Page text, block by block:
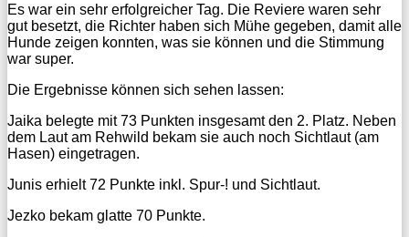
Es war ein sehr erfolgreicher Tag. Die Reviere waren sehr
gut besetzt, die Richter haben sich Mühe gegeben, damit alle
Hunde zeigen konnten, was sie können und die Stimmung
war super.
Die Ergebnisse können sich sehen lassen:
Jaika belegte mit 73 Punkten insgesamt den 2. Platz. Neben
dem Laut am Rehwild bekam sie auch noch Sichtlaut (am
Hasen) eingetragen.
Junis erhielt 72 Punkte inkl. Spur-! und Sichtlaut.
Jezko bekam glatte 70 Punkte.